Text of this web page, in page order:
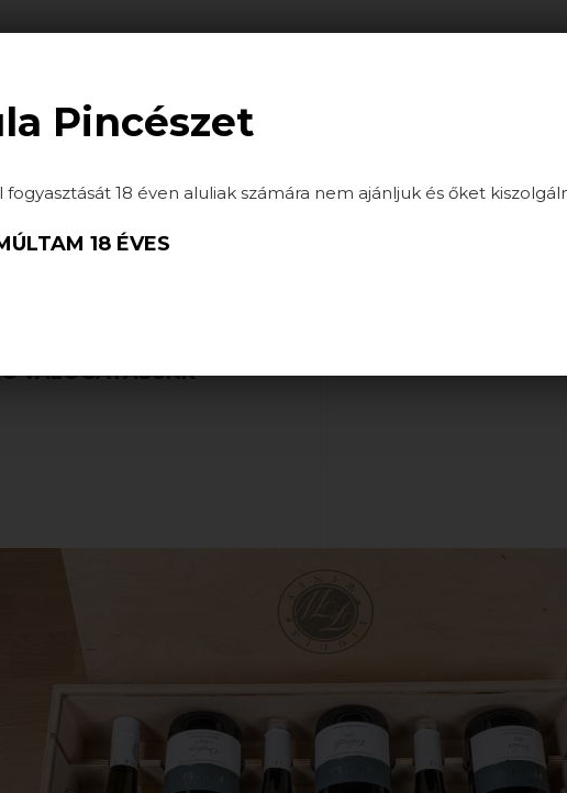
VÁLOGATÁSUNK
Pincészet
fogyasztását 18 éven aluliak számára nem ajánljuk és őket
18 ÉVES